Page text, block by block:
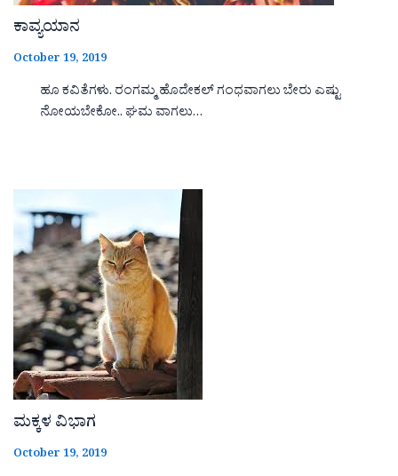
ಕಾವ್ಯಯಾನ
October 19, 2019
ಹೂ ಕವಿತೆಗಳು. ರಂಗಮ್ಮ ಹೊದೇಕಲ್ ಗಂಧವಾಗಲು ಬೇರು ಎಷ್ಟು
ನೋಯಬೇಕೋ.. ಘಮ ವಾಗಲು…
ಮಕ್ಕಳ ವಿಭಾಗ
October 19, 2019